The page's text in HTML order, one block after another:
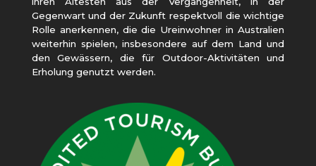
Gegenwart und der Zukunft respektvoll die wichtige
Rolle anerkennen, die die Ureinwohner in Australien
weiterhin spielen, insbesondere auf dem Land und
den Gewässern, die für Outdoor-Aktivitäten und
Erholung genutzt werden.